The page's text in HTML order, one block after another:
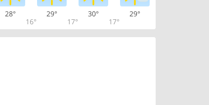
28°
16°
29°
17°
30°
17°
29°